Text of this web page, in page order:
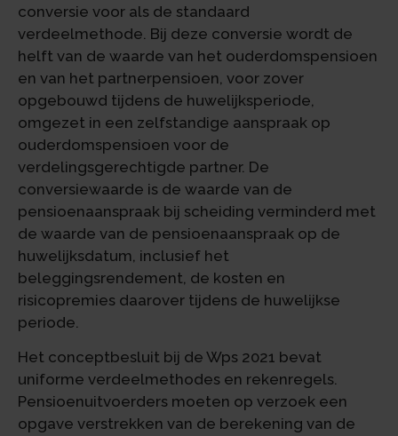
conversie voor als de standaard
verdeelmethode. Bij deze conversie wordt de
helft van de waarde van het ouderdomspensioen
en van het partnerpensioen, voor zover
opgebouwd tijdens de huwelijksperiode,
omgezet in een zelfstandige aanspraak op
ouderdomspensioen voor de
verdelingsgerechtigde partner. De
conversiewaarde is de waarde van de
pensioenaanspraak bij scheiding verminderd met
de waarde van de pensioenaanspraak op de
huwelijksdatum, inclusief het
beleggingsrendement, de kosten en
risicopremies daarover tijdens de huwelijkse
periode.
Het conceptbesluit bij de Wps 2021 bevat
uniforme verdeelmethodes en rekenregels.
Pensioenuitvoerders moeten op verzoek een
opgave verstrekken van de berekening van de